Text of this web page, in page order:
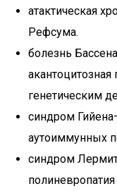
атактическая
Рефсума.
болезнь
генетическим
синдром
аутоиммунных
синдром